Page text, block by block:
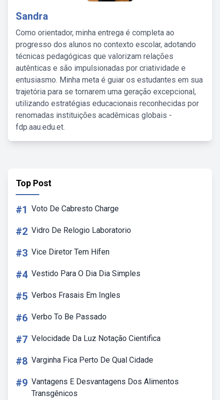
Sandra
Como orientador, minha entrega é completa ao
progresso dos alunos no contexto escolar, adotando
técnicas pedagógicas que valorizam relações
autênticas e são impulsionadas por criatividade e
entusiasmo. Minha meta é guiar os estudantes em sua
trajetória para se tornarem uma geração excepcional,
utilizando estratégias educacionais reconhecidas por
renomadas instituições acadêmicas globais -
fdp.aau.edu.et.
Top Post
#1 Voto De Cabresto Charge
#2 Vidro De Relogio Laboratorio
#3 Vice Diretor Tem Hífen
#4 Vestido Para O Dia Dia Simples
#5 Verbos Frasais Em Ingles
#6 Verbo To Be Passado
#7 Velocidade Da Luz Notação Cientifica
#8 Varginha Fica Perto De Qual Cidade
#9 Vantagens E Desvantagens Dos Alimentos
Transgênicos